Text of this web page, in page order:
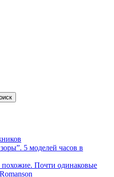
5 моделей часов в
Почти одинаковые